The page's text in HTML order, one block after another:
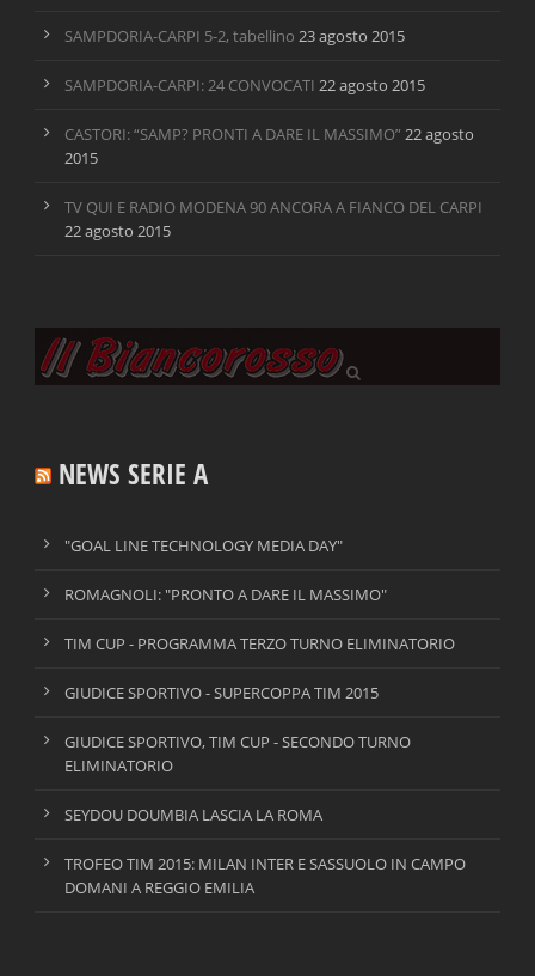
SAMPDORIA-CARPI 5-2, tabellino 23 agosto 2015
SAMPDORIA-CARPI: 24 CONVOCATI 22 agosto 2015
CASTORI: “SAMP? PRONTI A DARE IL MASSIMO” 22 agosto
2015
TV QUI E RADIO MODENA 90 ANCORA A FIANCO DEL CARPI
22 agosto 2015
NEWS SERIE A
"GOAL LINE TECHNOLOGY MEDIA DAY"
ROMAGNOLI: "PRONTO A DARE IL MASSIMO"
TIM CUP - PROGRAMMA TERZO TURNO ELIMINATORIO
GIUDICE SPORTIVO - SUPERCOPPA TIM 2015
GIUDICE SPORTIVO, TIM CUP - SECONDO TURNO
ELIMINATORIO
SEYDOU DOUMBIA LASCIA LA ROMA
TROFEO TIM 2015: MILAN INTER E SASSUOLO IN CAMPO
DOMANI A REGGIO EMILIA